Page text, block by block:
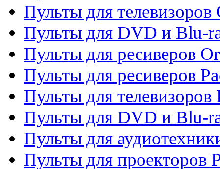
Пульты для телевизоров
Пульты для DVD и Blu-
Пульты для ресиверов
Пульты для ресиверов
Пульты для телевизоров
Пульты для DVD и Blu-
Пульты для
Пульты для проекторов